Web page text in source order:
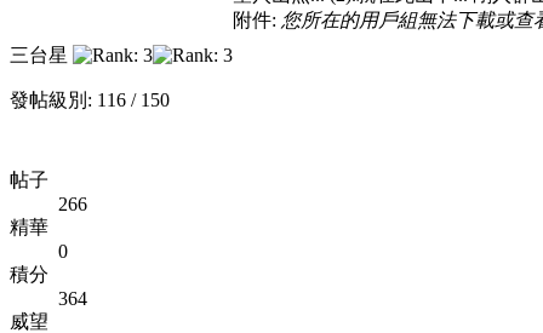
三台星
發帖級別: 116 / 150
帖子
266
精華
0
積分
364
威望
附件: 您所在的用戶組無法下載或查